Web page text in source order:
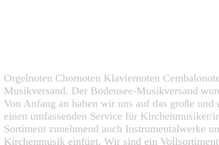
Orgelnoten Chornoten Klaviernoten
Musikversand. Der Bodensee-Musikversand
Von Anfang an haben wir uns auf das große
einen umfassenden Service für
Sortiment zunehmend auch Instrumentalwerke
Kirchenmusik einfügt. Wir sind ein